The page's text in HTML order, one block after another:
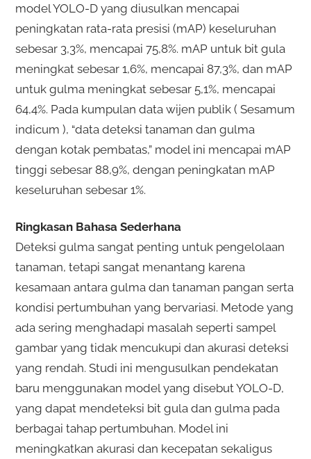
model YOLO-D yang diusulkan mencapai
peningkatan rata-rata presisi (mAP) keseluruhan
sebesar 3,3%, mencapai 75,8%. mAP untuk bit gula
meningkat sebesar 1,6%, mencapai 87,3%, dan mAP
untuk gulma meningkat sebesar 5,1%, mencapai
64,4%. Pada kumpulan data wijen publik ( Sesamum
indicum ), “data deteksi tanaman dan gulma
dengan kotak pembatas,” model ini mencapai mAP
tinggi sebesar 88,9%, dengan peningkatan mAP
keseluruhan sebesar 1%.
Ringkasan Bahasa Sederhana
Deteksi gulma sangat penting untuk pengelolaan
tanaman, tetapi sangat menantang karena
kesamaan antara gulma dan tanaman pangan serta
kondisi pertumbuhan yang bervariasi. Metode yang
ada sering menghadapi masalah seperti sampel
gambar yang tidak mencukupi dan akurasi deteksi
yang rendah. Studi ini mengusulkan pendekatan
baru menggunakan model yang disebut YOLO-D,
yang dapat mendeteksi bit gula dan gulma pada
berbagai tahap pertumbuhan. Model ini
meningkatkan akurasi dan kecepatan sekaligus